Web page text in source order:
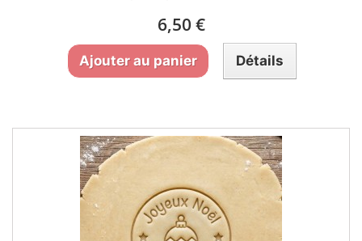
6,50 €
Ajouter au panier Détails